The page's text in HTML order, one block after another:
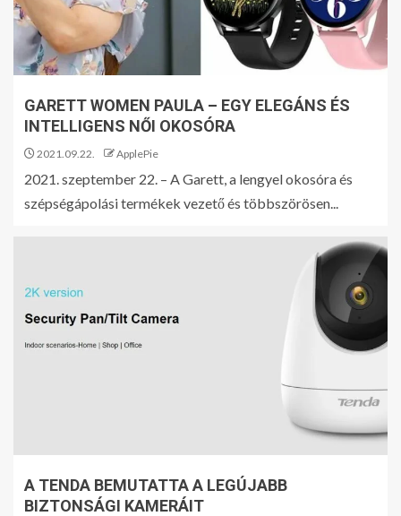
GARETT WOMEN PAULA – EGY ELEGÁNS ÉS
INTELLIGENS NŐI OKOSÓRA
2021.09.22. ApplePie
2021. szeptember 22. – A Garett, a lengyel okosóra és
szépségápolási termékek vezető és többszörösen...
A TENDA BEMUTATTA A LEGÚJABB
BIZTONSÁGI KAMERÁIT